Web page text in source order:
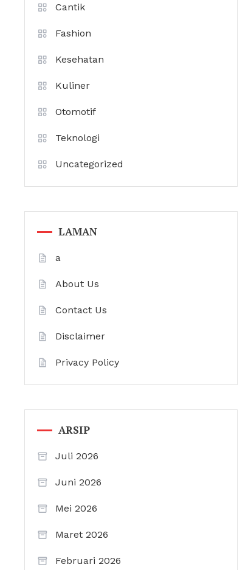
Cantik
Fashion
Kesehatan
Kuliner
Otomotif
Teknologi
Uncategorized
LAMAN
a
About Us
Contact Us
Disclaimer
Privacy Policy
ARSIP
Juli 2026
Juni 2026
Mei 2026
Maret 2026
Februari 2026